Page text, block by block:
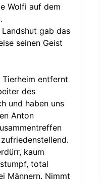
Wolfi auf dem
gab das
seinen Geist
entfernt
des
und haben uns
Anton
kaum
total
Männern. Nimmt